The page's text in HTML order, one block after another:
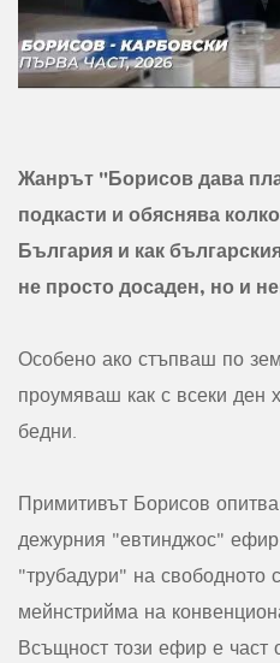
Жанрът "Борисов дава
подкасти и обяснява
България и как
не просто досаден, но и
Особено ако стъпваш по
проумяваш как с всеки ден
бедни.
Примитивът Борисов
дежурния "евтинджос"
"трубадури" на свободното
мейнстрийма на
Всъщност този ефир е част